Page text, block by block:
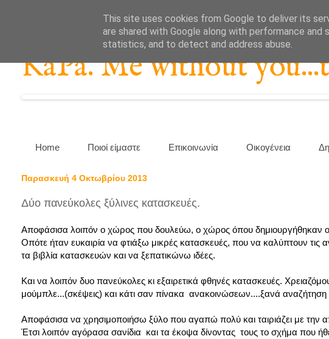
KaPa. Me without
Home Ποιοί είμαστε Επικοινωνία Οικογένεια
Παρασκευή 4 Οκτωβρίου 2013
Δύο πανεύκολες ξύλινες κατασκευές.
Αποφάσισα λοιπόν ο χώρος που δουλεύω, ο χώρος όπου δημιουργήθηκαν
Οπότε ήταν ευκαιρία να φτιάξω μικρές κατασκευές, που να καλύπτουν
τα βιβλία κατασκευών και να ξεπατικώνω ιδέες.
Και να λοιπόν δυο πανεύκολες κι εξαιρετικά φθηνές κατασκευές.
μούμπλε...(σκέψεις) και κάτι σαν πίνακα ανακοινώσεων....ξανά αναζήτηση
Αποφάσισα να χρησιμοποιήσω ξύλο που αγαπώ πολύ και ταιριάζει με την
Έτσι λοιπόν αγόρασα σανίδια και τα έκοψα δίνοντας τους το σχήμα που
This site uses cookies from Google to deliver its
are shared with Google along with performance
statistics, and to detect and address abuse.